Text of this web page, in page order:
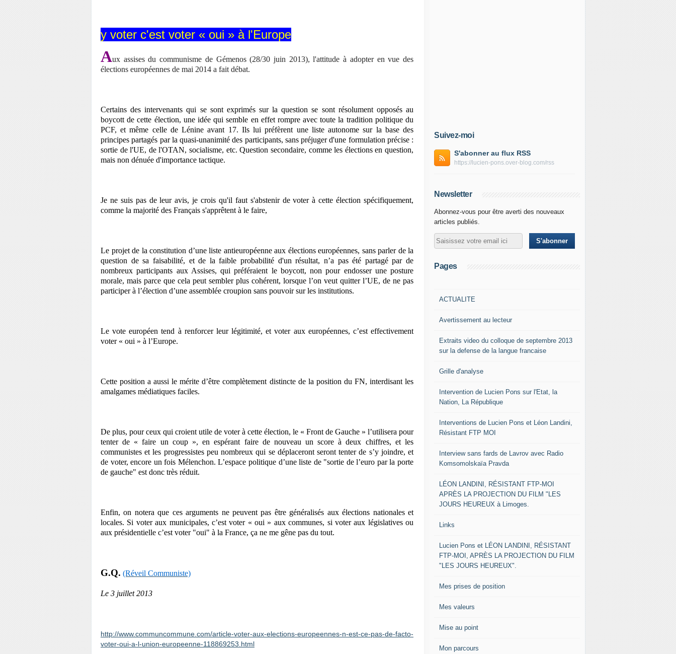
y voter c'est voter « oui » à l'Europe
Aux assises du communisme de Gémenos (28/30 juin 2013), l'attitude à adopter en vue des
élections européennes de mai 2014 a fait débat.
Certains des intervenants qui se sont exprimés sur la question se sont résolument opposés au
boycott de cette élection, une idée qui semble en effet rompre avec toute la tradition politique du
PCF, et même celle de Lénine avant 17. Ils lui préfèrent une liste autonome sur la base des
principes partagés par la quasi-unanimité des participants, sans préjuger d'une formulation précise :
sortie de l'UE, de l'OTAN, socialisme, etc. Question secondaire, comme les élections en question,
mais non dénuée d'importance tactique.
Je ne suis pas de leur avis, je crois qu'il faut s'abstenir de voter à cette élection spécifiquement,
comme la majorité des Français s'apprêtent à le faire,
Le projet de la constitution d’une liste antieuropéenne aux élections européennes, sans parler de la
question de sa faisabilité, et de la faible probabilité d'un résultat, n’a pas été partagé par de
nombreux participants aux Assises, qui préféraient le boycott, non pour endosser une posture
morale, mais parce que cela peut sembler plus cohérent, lorsque l’on veut quitter l’UE, de ne pas
participer à l’élection d’une assemblée croupion sans pouvoir sur les institutions.
Le vote européen tend à renforcer leur légitimité, et voter aux européennes, c’est effectivement
voter « oui » à l’Europe.
Cette position a aussi le mérite d’être complètement distincte de la position du FN, interdisant les
amalgames médiatiques faciles.
De plus, pour ceux qui croient utile de voter à cette élection, le « Front de Gauche » l’utilisera pour
tenter de « faire un coup », en espérant faire de nouveau un score à deux chiffres, et les
communistes et les progressistes peu nombreux qui se déplaceront seront tenter de s’y joindre, et
de voter, encore un fois Mélenchon. L’espace politique d’une liste de "sortie de l’euro par la porte
de gauche" est donc très réduit.
Enfin, on notera que ces arguments ne peuvent pas être généralisés aux élections nationales et
locales. Si voter aux municipales, c’est voter « oui » aux communes, si voter aux législatives ou
aux présidentielle c’est voter "oui" à la France, ça ne me gêne pas du tout.
G.Q. (Réveil Communiste)
Le 3 juillet 2013
http://www.communcommune.com/article-voter-aux-elections-europeennes-n-est-ce-pas-de-facto-
voter-oui-a-l-union-europeenne-118869253.html
Suivez-moi
S'abonner au flux RSS
https://lucien-pons.over-blog.com/rss
Newsletter
Abonnez-vous pour être averti des nouveaux
articles publiés.
Pages
ACTUALITE
Avertissement au lecteur
Extraits video du colloque de septembre 2013
sur la defense de la langue francaise
Grille d'analyse
Intervention de Lucien Pons sur l'Etat, la
Nation, La République
Interventions de Lucien Pons et Léon Landini,
Résistant FTP MOI
Interview sans fards de Lavrov avec Radio
Komsomolskaïa Pravda
LÉON LANDINI, RÉSISTANT FTP-MOI
APRÈS LA PROJECTION DU FILM "LES
JOURS HEUREUX à Limoges.
Links
Lucien Pons et LÉON LANDINI, RÉSISTANT
FTP-MOI, APRÈS LA PROJECTION DU FILM
"LES JOURS HEUREUX".
Mes prises de position
Mes valeurs
Mise au point
Mon parcours